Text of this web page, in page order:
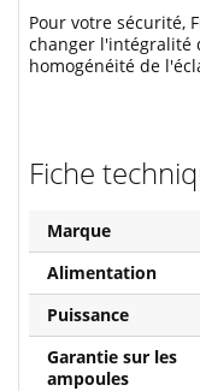
Pour votre sécurité,
changer l'intégralité
homogénéité de
Fiche
Marque
Alimentation
Puissance
Garantie sur les
ampoules